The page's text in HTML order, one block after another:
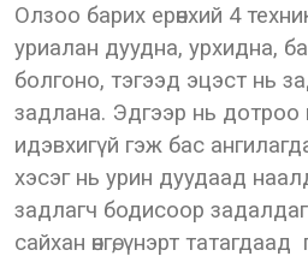
Олзоо барих ерөнхий 4
уриалан дуудна, урхидна,
болгоно, тэгээд эцэст нь
задлана. Эдгээр нь дотроо
идэвхигүй гэж бас
хэсэг нь урин дуудаад
задлагч бодисоор задалдаг
сайхан өнгө, үнэрт татагдаад